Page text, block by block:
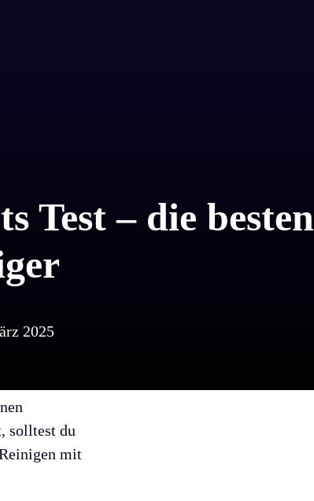
Test – die besten
2025
solltest du
mit